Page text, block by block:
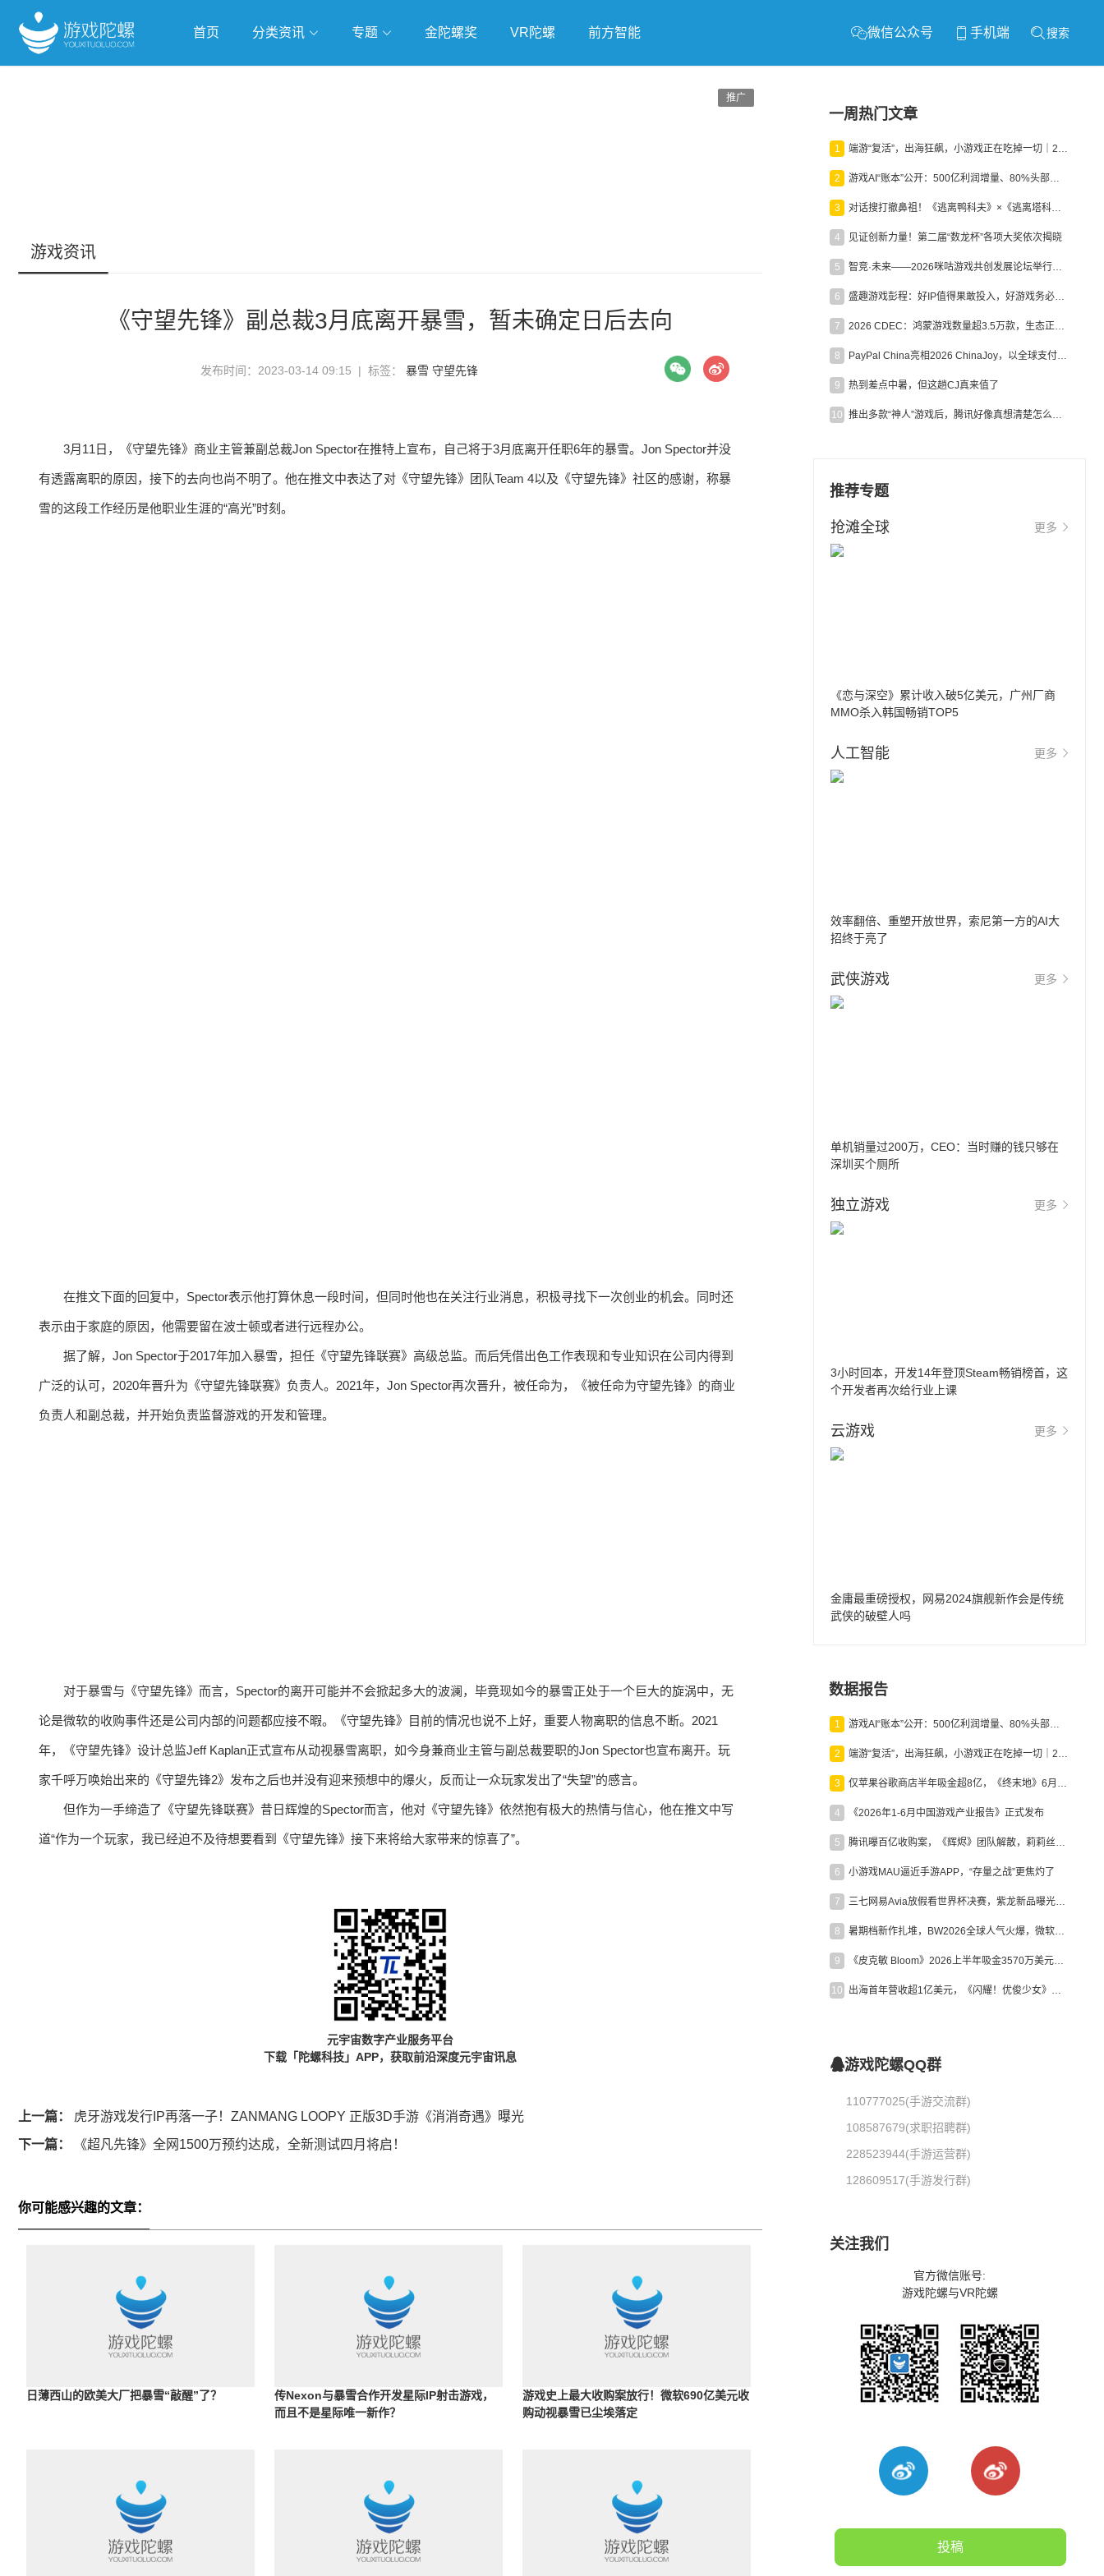
首页 分类资讯 专题 金陀螺奖 VR陀螺 前方智能 微信公众号 手机端 搜索
推广
游戏资讯
《守望先锋》副总裁3月底离开暴雪，暂未确定日后去向
发布时间：2023-03-14 09:15 | 标签： 暴雪 守望先锋
3月11日，《守望先锋》商业主管兼副总裁Jon Spector在推特上宣布，自己将于3月底离开任职6年的暴雪。Jon Spector并没
有透露离职的原因，接下的去向也尚不明了。他在推文中表达了对《守望先锋》团队Team 4以及《守望先锋》社区的感谢，称暴
雪的这段工作经历是他职业生涯的“高光”时刻。
在推文下面的回复中，Spector表示他打算休息一段时间，但同时他也在关注行业消息，积极寻找下一次创业的机会。同时还
表示由于家庭的原因，他需要留在波士顿或者进行远程办公。
据了解，Jon Spector于2017年加入暴雪，担任《守望先锋联赛》高级总监。而后凭借出色工作表现和专业知识在公司内得到
广泛的认可，2020年晋升为《守望先锋联赛》负责人。2021年，Jon Spector再次晋升，被任命为，《被任命为守望先锋》的商业
负责人和副总裁，并开始负责监督游戏的开发和管理。
对于暴雪与《守望先锋》而言，Spector的离开可能并不会掀起多大的波澜，毕竟现如今的暴雪正处于一个巨大的旋涡中，无
论是微软的收购事件还是公司内部的问题都应接不暇。《守望先锋》目前的情况也说不上好，重要人物离职的信息不断。2021
年，《守望先锋》设计总监Jeff Kaplan正式宣布从动视暴雪离职，如今身兼商业主管与副总裁要职的Jon Spector也宣布离开。玩
家千呼万唤始出来的《守望先锋2》发布之后也并没有迎来预想中的爆火，反而让一众玩家发出了“失望”的感言。
但作为一手缔造了《守望先锋联赛》昔日辉煌的Spector而言，他对《守望先锋》依然抱有极大的热情与信心，他在推文中写
道“作为一个玩家，我已经迫不及待想要看到《守望先锋》接下来将给大家带来的惊喜了”。
元宇宙数字产业服务平台
下载「陀螺科技」APP，获取前沿深度元宇宙讯息
上一篇： 虎牙游戏发行IP再落一子！ZANMANG LOOPY 正版3D手游《消消奇遇》曝光
下一篇：
《超凡先锋》全网1500万预约达成，全新测试四月将启！
你可能感兴趣的文章：
日薄西山的欧美大厂把暴雪“敲醒”了？
传Nexon与暴雪合作开发星际IP射击游戏，
而且不是星际唯一新作？
游戏史上最大收购案放行！微软690亿美元收
购动视暴雪已尘埃落定
一周热门文章
1 端游“复活”，出海狂飙，小游戏正在吃掉一切｜2026上半年产业报告
2 游戏AI“账本”公开：500亿利润增量、80%头部入局，谁在闷声发财？
3 对话搜打撤鼻祖！《逃离鸭科夫》×《逃离塔科夫》官方线下沙龙落幕
4 见证创新力量！第二届“数龙杯”各项大奖依次揭晓
5 智竞·未来——2026咪咕游戏共创发展论坛举行：聚力精品内容、AI创作与电竞生态，共建高品质益智健康游戏社区
6 盛趣游戏彭程：好IP值得果敢投入，好游戏务必长效经营
7 2026 CDEC：鸿蒙游戏数量超3.5万款，生态正循环加速产业高质量发展
8 PayPal China亮相2026 ChinaJoy，以全球支付能力助力中国游戏企业深化全球运营
9 热到差点中暑，但这趟CJ真来值了
10 推出多款“神人”游戏后，腾讯好像真想清楚怎么做二次元了
推荐专题
抢滩全球 更多
《恋与深空》累计收入破5亿美元，广州厂商
MMO杀入韩国畅销TOP5
人工智能 更多
效率翻倍、重塑开放世界，索尼第一方的AI大
招终于亮了
武侠游戏 更多
单机销量过200万，CEO：当时赚的钱只够在
深圳买个厕所
独立游戏 更多
3小时回本，开发14年登顶Steam畅销榜首，这
个开发者再次给行业上课
云游戏 更多
金庸最重磅授权，网易2024旗舰新作会是传统
武侠的破壁人吗
数据报告
1 游戏AI“账本”公开：500亿利润增量、80%头部入局，谁在闷声发财？
2 端游“复活”，出海狂飙，小游戏正在吃掉一切｜2026上半年产业报告
3 仅苹果谷歌商店半年吸金超8亿，《终末地》6月份收入显著回暖
4 《2026年1-6月中国游戏产业报告》正式发布
5 腾讯曝百亿收购案，《辉烬》团队解散，莉莉丝新作曝光｜陀螺周报
6 小游戏MAU逼近手游APP，“存量之战”更焦灼了
7 三七网易Avia放假看世界杯决赛，紫龙新品曝光，米哈游新作上线 | 陀螺周报
8 暑期档新作扎堆，BW2026全球人气火爆，微软XBOX大裁员|陀螺周报
9 《皮克敏 Bloom》2026上半年吸金3570万美元，中国台湾成最大市场
10 出海首年营收超1亿美元，《闪耀！优俊少女》美国市场占比达七成
游戏陀螺QQ群
110777025(手游交流群)
108587679(求职招聘群)
228523944(手游运营群)
128609517(手游发行群)
关注我们
官方微信账号:
游戏陀螺与VR陀螺
投稿